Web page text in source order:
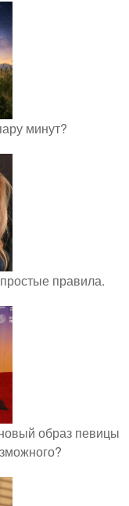
минут?
правила.
образ певицы